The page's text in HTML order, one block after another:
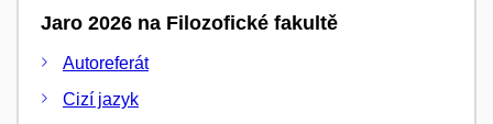
Jaro 2026 na Filozofické fakultě
Autoreferát
Cizí jazyk